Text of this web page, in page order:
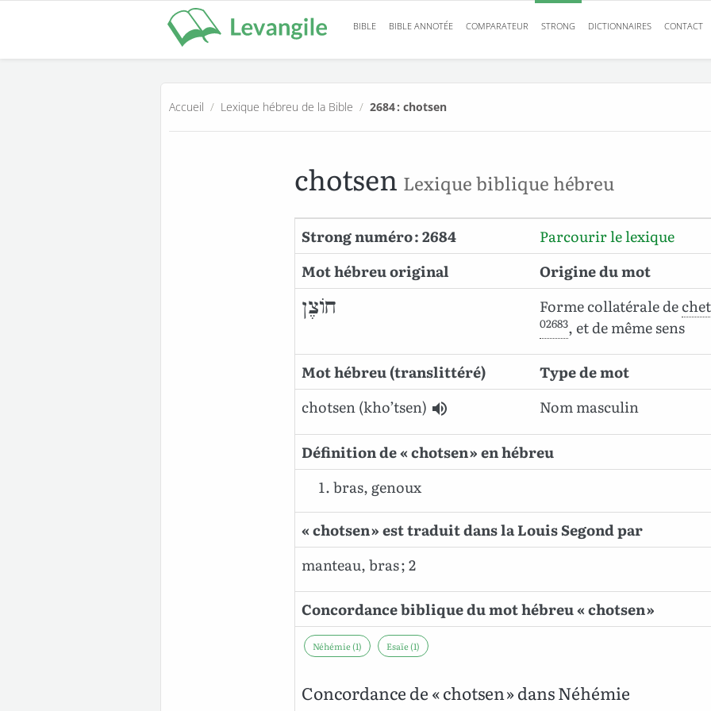
BIBLE BIBLE ANNOTÉE COMPARATEUR STRONG DICTIONNAIRES CONTACT
Accueil / Lexique hébreu de la Bible / 2684 : chotsen
chotsen Lexique biblique hébreu
Strong numéro : 2684
Parcourir le lexique
Mot hébreu original
Origine du mot
חוֹצֶן Forme collatérale de
02683, et de même sens
Mot hébreu (translittéré)
Type de mot
chotsen(kho’tsen) Nom masculin
Définition de « chotsen » en hébreu
bras, genoux
« chotsen » est traduit dans la Louis Segond par
manteau, bras ; 2
Concordance biblique du mot hébreu « chotsen »
Néhémie (1) Esaïe (1)
Concordance de « chotsen » dans Néhémie